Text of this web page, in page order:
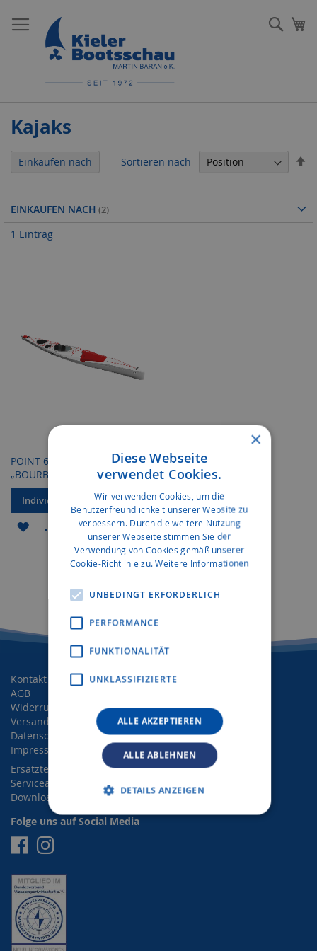
zum
Inhalt
Kajaks
1 Eintrag
Sortieren nach
POINT 65 SWEDEN
„BOURBON“ 17
Individuelles Angebot
ZUR
WUNSCHLISTE
VERGLEICHSLISTE
Einkaufen nach
EINKAUFEN NACH
Kontakt
AGB
Widerrufsrecht
Versand- und Zahlungsbedingungen
Datenschutz
Impressum
Ersatzteilanfrage
Serviceanfrage
Downloads
Folge uns auf Social Media
Facebook
Instagram
×
Diese Webseite
verwendet Cookies.
Wir verwenden Cookies, um die
Benutzerfreundlichkeit unserer Website zu
verbessern. Durch die weitere Nutzung
unserer Webseite stimmen Sie der
Verwendung von Cookies gemäß unserer
Cookie-Richtlinie zu.Weitere Informationen
UNBEDINGT ERFORDERLICH
PERFORMANCE
FUNKTIONALITÄT
UNKLASSIFIZIERTE
ALLE AKZEPTIEREN
ALLE ABLEHNEN
DETAILS ANZEIGEN